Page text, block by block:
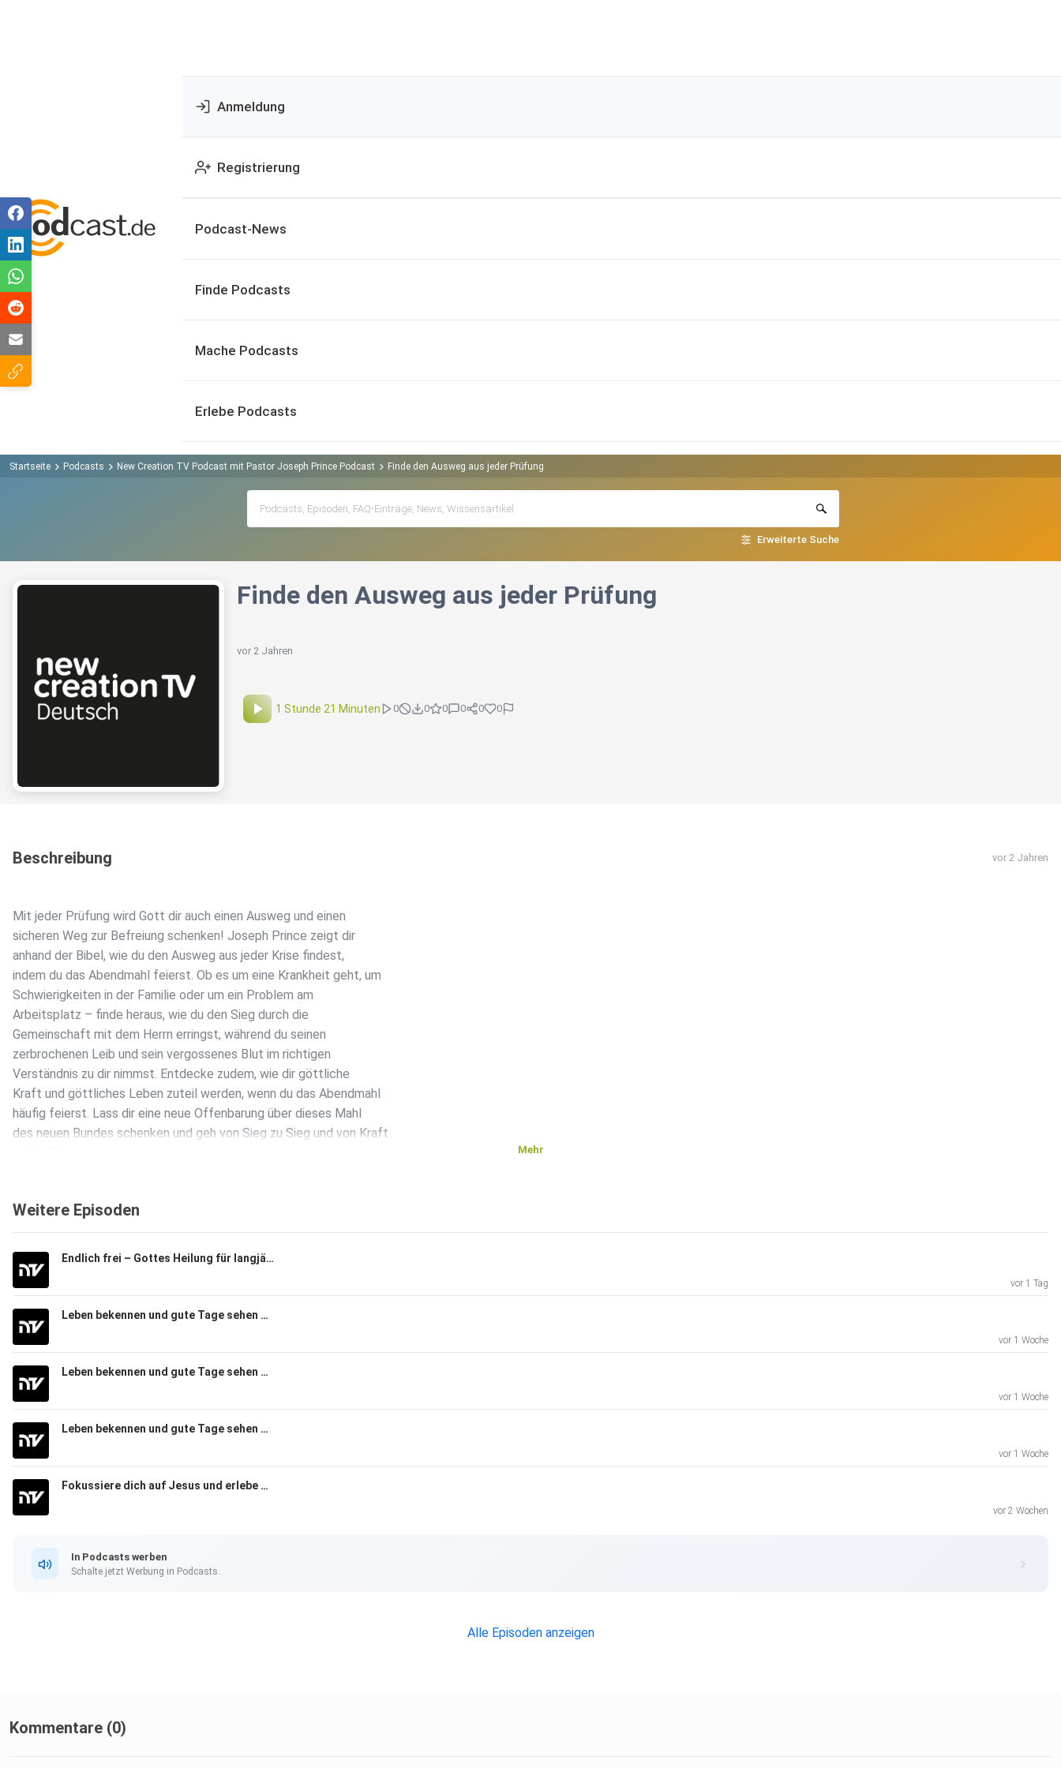
Anmeldung
Registrierung
Podcast-News
Finde Podcasts
Mache Podcasts
Erlebe Podcasts
Startseite Podcasts New Creation TV Podcast mit Pastor Joseph Prince Podcast Finde den Ausweg aus jeder Prüfung
Erweiterte Suche
Finde den Ausweg aus jeder Prüfung
vor 2 Jahren
1 Stunde 21 Minuten 0 0 0 0 0 0
Beschreibung vor 2 Jahren
Mit jeder Prüfung wird Gott dir auch einen Ausweg und einen
sicheren Weg zur Befreiung schenken! Joseph Prince zeigt dir
anhand der Bibel, wie du den Ausweg aus jeder Krise findest,
indem du das Abendmahl feierst. Ob es um eine Krankheit geht, um
Schwierigkeiten in der Familie oder um ein Problem am
Arbeitsplatz – finde heraus, wie du den Sieg durch die
Gemeinschaft mit dem Herrn erringst, während du seinen
zerbrochenen Leib und sein vergossenes Blut im richtigen
Verständnis zu dir nimmst. Entdecke zudem, wie dir göttliche
Kraft und göttliches Leben zuteil werden, wenn du das Abendmahl
häufig feierst. Lass dir eine neue Offenbarung über dieses Mahl
des neuen Bundes schenken und geh von Sieg zu Sieg und von Kraft
Über diese Folge: Du siehst die Predigt „Finde den Ausweg aus
Mehr
Weitere Episoden
Endlich frei – Gottes Heilung für langjährige Leiden
vor 1 Tag
Leben bekennen und gute Tage sehen 3/3
vor 1 Woche
Leben bekennen und gute Tage sehen 2/3
vor 1 Woche
Leben bekennen und gute Tage sehen 1/3
vor 1 Woche
Fokussiere dich auf Jesus und erlebe echte Transformation
vor 2 Wochen
In Podcasts werben
Schalte jetzt Werbung in Podcasts.
Alle Episoden anzeigen
Kommentare (0)